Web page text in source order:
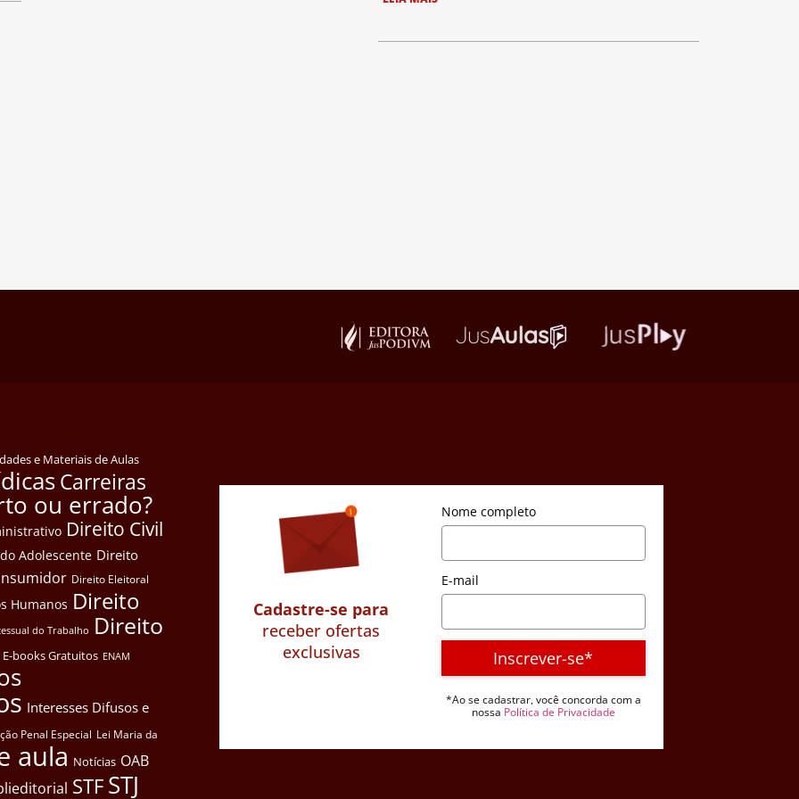
e Materiais de Aulas
Carreiras
ou errado?
Direito Civil
Adolescente Direito
Direito Eleitoral
Humanos Direito
do Trabalho Direito
E-books Gratuitos ENAM
Interesses Difusos e
Penal Especial Lei Maria da
aula Notícias OAB
STFSTJ
Cadastre-se para
receber ofertas
exclusivas
Nome completo
E-mail
Inscrever-se*
*Ao se cadastrar, você concorda com a
nossa Política de Privacidade